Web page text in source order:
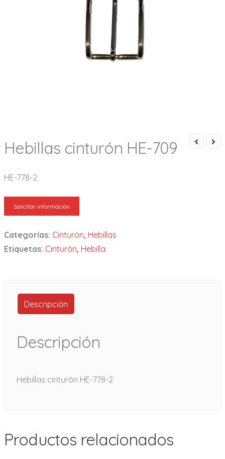
Hebillas cinturón HE-709
HE-778-2
Solicitar información
Categorías: Cinturón, Hebillas
Etiquetas: Cinturón, Hebilla
Descripción
Descripción
Hebillas cinturón HE-778-2
Productos relacionados